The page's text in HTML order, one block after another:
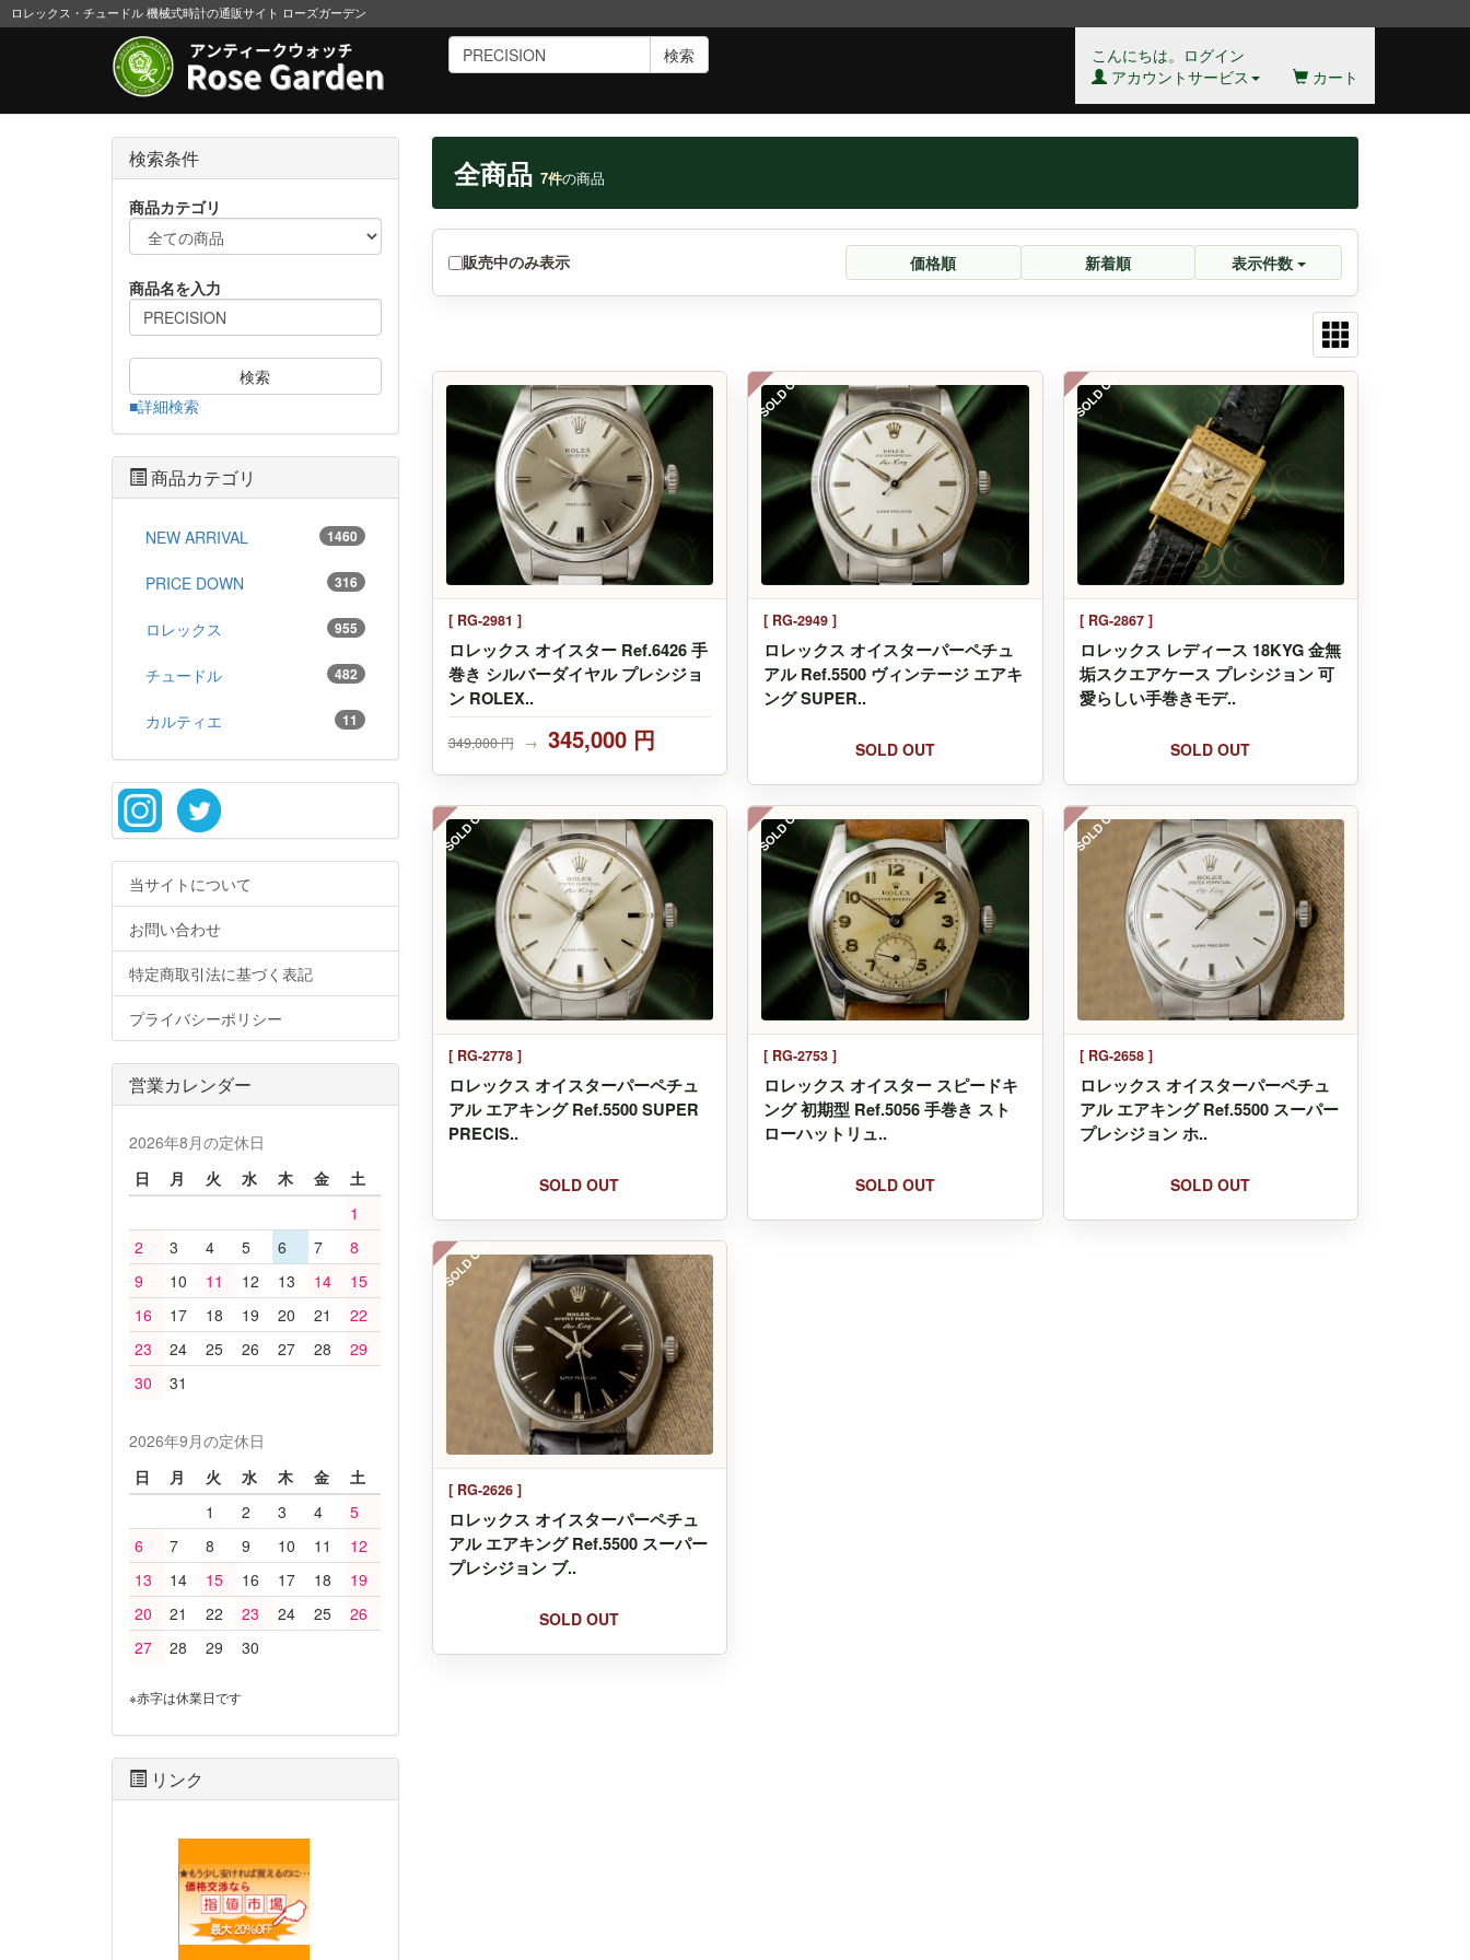
ロレックス・チュードル 機械式時計の通販サイト ローズガーデン
検索
こんにちは。ログイン
アカウントサービス
カート
全商品 7件の商品
販売中のみ表示 価格順 新着順 表示件数
[ RG-2981 ]
ロレックス オイスター Ref.6426 手
巻き シルバーダイヤル プレシジョ
ン ROLEX..
349,000 円 → 345,000 円
SOLD OUT
[ RG-2949 ]
ロレックス オイスターパーペチュ
アル Ref.5500 ヴィンテージ エアキ
ング SUPER..
SOLD OUT
SOLD OUT
[ RG-2867 ]
ロレックス レディース 18KYG 金無
垢スクエアケース プレシジョン 可
愛らしい手巻きモデ..
SOLD OUT
SOLD OUT
[ RG-2778 ]
ロレックス オイスターパーペチュ
アル エアキング Ref.5500 SUPER
PRECIS..
SOLD OUT
SOLD OUT
[ RG-2753 ]
ロレックス オイスター スピードキ
ング 初期型 Ref.5056 手巻き スト
ローハットリュ..
SOLD OUT
SOLD OUT
[ RG-2658 ]
ロレックス オイスターパーペチュ
アル エアキング Ref.5500 スーパー
プレシジョン ホ..
SOLD OUT
SOLD OUT
[ RG-2626 ]
ロレックス オイスターパーペチュ
アル エアキング Ref.5500 スーパー
プレシジョン ブ..
SOLD OUT
検索条件
商品カテゴリ
商品名を入力
検索
■詳細検索
商品カテゴリ
NEW ARRIVAL 1460
PRICE DOWN 316
ロレックス 955
チュードル 482
カルティエ 11
当サイトについて
お問い合わせ
特定商取引法に基づく表記
プライバシーポリシー
営業カレンダー
2026年8月の定休日
日
月 火 水 木 金
土
1
2
3 4 5 6 7
8
9
10 11 12 13 14
15
16
17 18 19 20 21
22
23
24 25 26 27 28
29
30
31
2026年9月の定休日
日
月 火 水 木 金
土
1
2 3 4
5
6
7 8 9 10 11
12
13
14 15 16 17 18
19
20
21 22 23 24 25
26
27
28 29 30
※赤字は休業日です
リンク